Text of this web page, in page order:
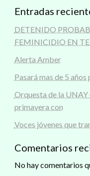
Entradas
DETENIDO
FEMINICIDIO EN
Alerta Amber
Pasará mas de 5
Orquesta de la
primavera con
Voces jóvenes que
Comentarios
No hay comentarios